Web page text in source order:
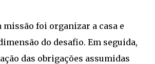
foi organizar a casa e
do desafio. Em seguida,
das obrigações assumidas